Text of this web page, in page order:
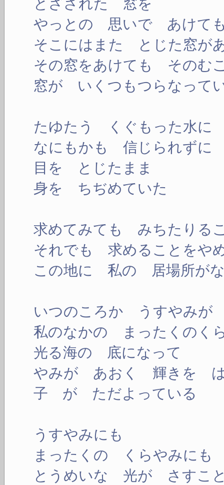
とざされた 窓を
やっとの 思いで あけて
そこにはまた とじた窓が
その窓をあけても そのむ
窓が いくつもつらなって
たゆたう くぐもった水
なにもかも 信じられずに
目を とじたまま
身を ちぢめていた
求めてみても みちたりる
それでも 求めることをや
この地に 私の 居場所が
いつのころか うすやみが
私のなかの まったくのく
光る海の 底になって
やみが あおく 輝きを
子 が ただよっている
うすやみにも
まったくの くらやみにも
とうめいな 光が さすこ